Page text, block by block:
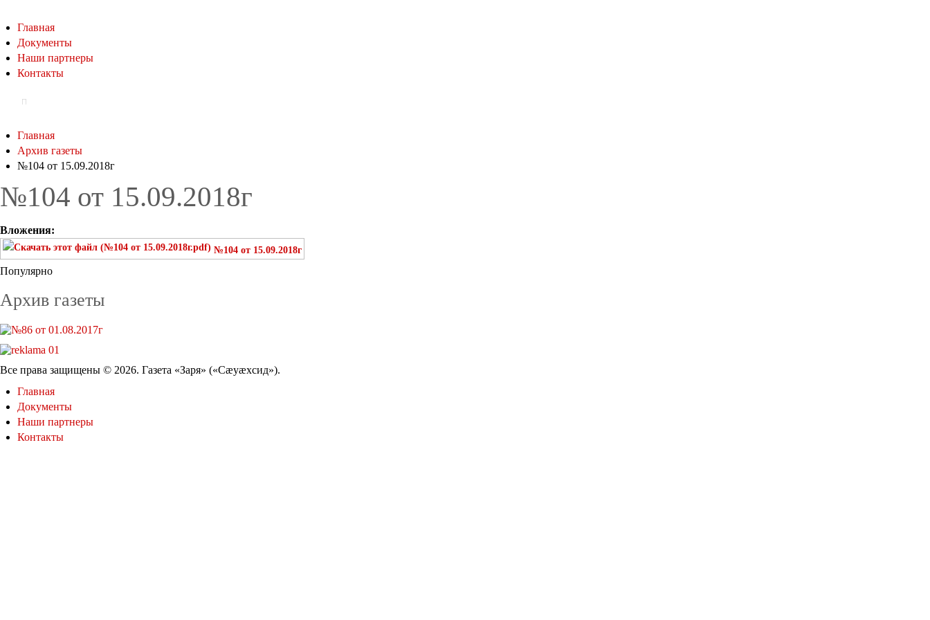
Главная
Документы
Наши партнеры
Контакты
Главная
Архив газеты
№104 от 15.09.2018г
№104 от 15.09.2018г
Вложения:
№104 от 15.09.2018г
Популярно
Архив газеты
Все права защищены © 2026. Газета «Заря» («Cæуæхсид»).
Главная
Документы
Наши партнеры
Контакты